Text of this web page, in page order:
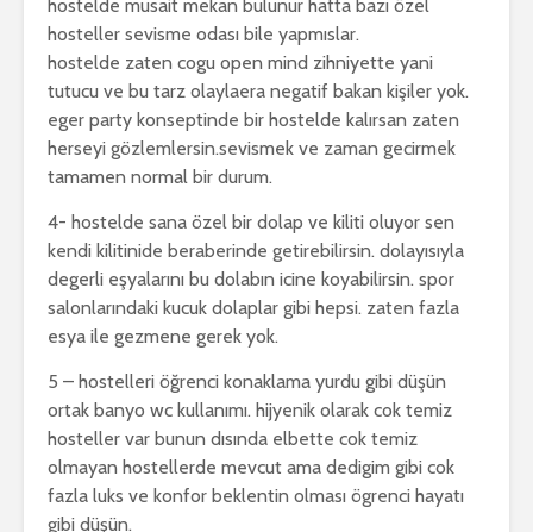
hostelde musait mekan bulunur hatta bazı özel
hosteller sevisme odası bile yapmıslar.
hostelde zaten cogu open mind zihniyette yani
tutucu ve bu tarz olaylaera negatif bakan kişiler yok.
eger party konseptinde bir hostelde kalırsan zaten
herseyi gözlemlersin.sevismek ve zaman gecirmek
tamamen normal bir durum.
4- hostelde sana özel bir dolap ve kiliti oluyor sen
kendi kilitinide beraberinde getirebilirsin. dolayısıyla
degerli eşyalarını bu dolabın icine koyabilirsin. spor
salonlarındaki kucuk dolaplar gibi hepsi. zaten fazla
esya ile gezmene gerek yok.
5 – hostelleri öğrenci konaklama yurdu gibi düşün
ortak banyo wc kullanımı. hijyenik olarak cok temiz
hosteller var bunun dısında elbette cok temiz
olmayan hostellerde mevcut ama dedigim gibi cok
fazla luks ve konfor beklentin olması ögrenci hayatı
gibi düşün.